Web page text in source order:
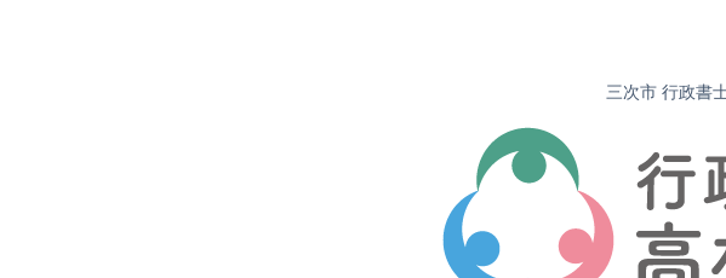
三次市 行政書